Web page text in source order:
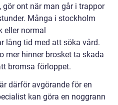
ont när man går i trappor
Många i stockholm
eller normal
lång tid med att söka vård.
mer hinner brosket ta skada
bromsa förloppet.
därför avgörande för en
kan göra en noggrann